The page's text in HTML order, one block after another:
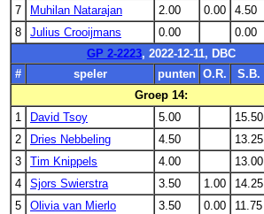
7
Muhilan Natarajan 2.00 0.00 4.50
8
Julius Crooijmans 0.00 0.00
GP 2-2223, 2022-12-11, DBC
#
speler punten O.R. S.B.
Groep 14:
1
David Tsoy 5.00 15.50
2
Dries Nebbeling 4.50 13.25
3
Tim Knippels 4.00 13.00
4
Sjors Swierstra 3.50 1.00 14.25
5
Olivia van Mierlo 3.50 0.00 11.75